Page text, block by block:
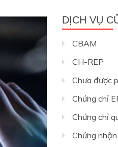
DỊCH VỤ
CBAM
CH-REP
Chưa được
Chứng chỉ
Chứng chỉ
Chứng